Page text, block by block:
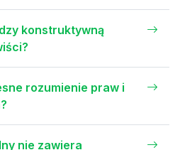
konstruktywną
rozumienie praw i
nie zawiera